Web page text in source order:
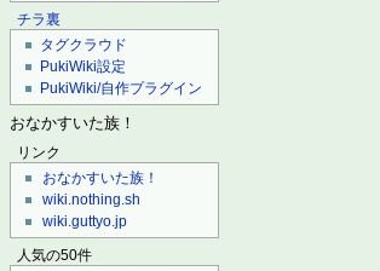
チラ裏
タグクラウド
PukiWiki設定
PukiWiki/自作プラグイン
おなかすいた族！
リンク
おなかすいた族！
wiki.nothing.sh
wiki.guttyo.jp
人気の50件